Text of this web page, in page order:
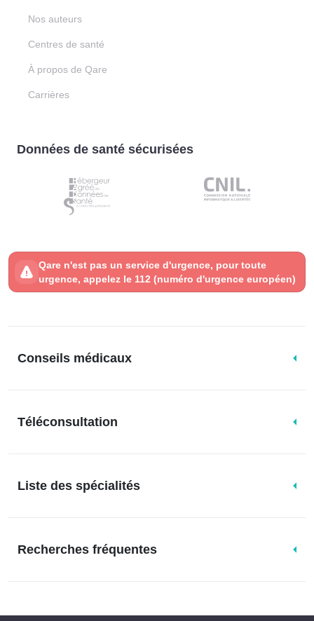
Nos auteurs
Centres de santé
À propos de Qare
Carrières
Données de santé sécurisées
Qare n'est pas un service d'urgence, pour toute
urgence, appelez le 112 (numéro d'urgence européen)
Conseils médicaux
Téléconsultation
Liste des spécialités
Recherches fréquentes